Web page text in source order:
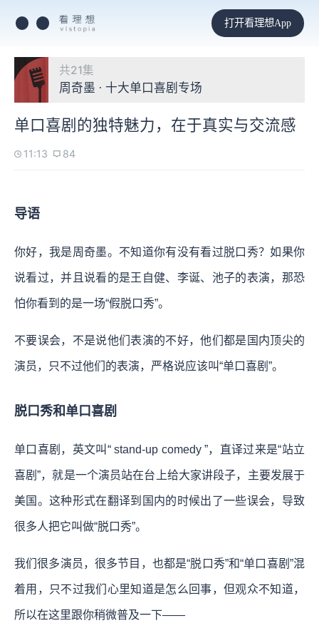
打开看理想App
共21集
周奇墨 · 十大单口喜剧专场
单口喜剧的独特魅力，在于真实与交流感
11:13 84
导语
你好，我是周奇墨。不知道你有没有看过脱口秀？如果你
说看过，并且说看的是王自健、李诞、池子的表演，那恐
怕你看到的是一场“假脱口秀”。
不要误会，不是说他们表演的不好，他们都是国内顶尖的
演员，只不过他们的表演，严格说应该叫“单口喜剧”。
脱口秀和单口喜剧
单口喜剧，英文叫“ stand-up comedy ”，直译过来是“站立
喜剧”，就是一个演员站在台上给大家讲段子，主要发展于
美国。这种形式在翻译到国内的时候出了一些误会，导致
很多人把它叫做“脱口秀”。
我们很多演员，很多节目，也都是“脱口秀”和“单口喜剧”混
着用，只不过我们心里知道是怎么回事，但观众不知道，
所以在这里跟你稍微普及一下——